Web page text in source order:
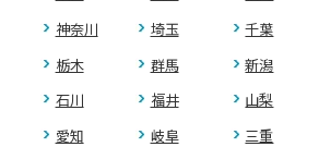
神奈川
埼玉 千葉
栃木
群馬 新潟
石川
福井 山梨
愛知
岐阜 三重